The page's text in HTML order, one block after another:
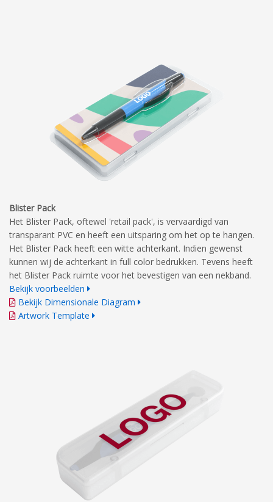
Blister Pack
Het Blister Pack, oftewel 'retail pack', is vervaardigd van
transparant PVC en heeft een uitsparing om het op te hangen.
Het Blister Pack heeft een witte achterkant. Indien gewenst
kunnen wij de achterkant in full color bedrukken. Tevens heeft
het Blister Pack ruimte voor het bevestigen van een nekband.
Bekijk voorbeelden
Bekijk Dimensionale Diagram
Artwork Template